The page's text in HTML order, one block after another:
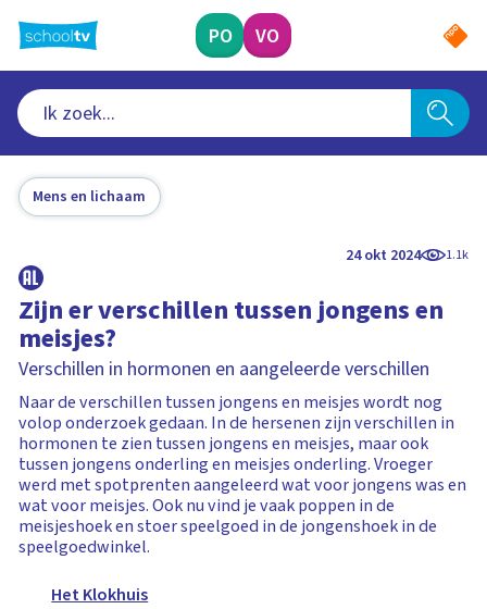
naar
hoofdinhoud
PO VO
Mens en lichaam
24 okt 2024 1.1k
Zijn er verschillen tussen jongens en
meisjes?
Verschillen in hormonen en aangeleerde verschillen
Naar de verschillen tussen jongens en meisjes wordt nog
volop onderzoek gedaan. In de hersenen zijn verschillen in
hormonen te zien tussen jongens en meisjes, maar ook
tussen jongens onderling en meisjes onderling. Vroeger
werd met spotprenten aangeleerd wat voor jongens was en
wat voor meisjes. Ook nu vind je vaak poppen in de
meisjeshoek en stoer speelgoed in de jongenshoek in de
speelgoedwinkel.
Het Klokhuis